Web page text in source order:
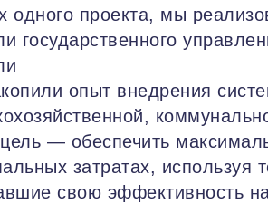
одного проекта, мы
государственного
опыт внедрения
— обеспечить
затратах, используя
свою эффективность